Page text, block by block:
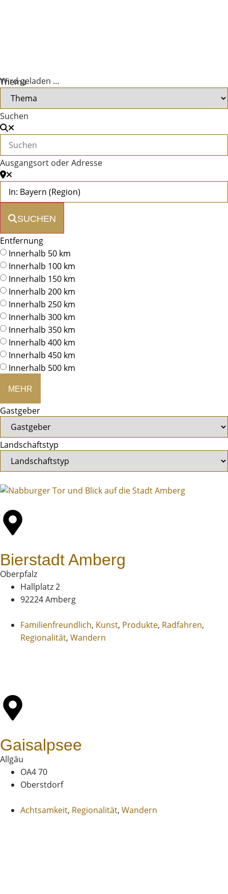
Wird geladen …
Thema
Suchen
Ausgangsort oder Adresse
SUCHEN
Entfernung
Innerhalb 50 km
Innerhalb 100 km
Innerhalb 150 km
Innerhalb 200 km
Innerhalb 250 km
Innerhalb 300 km
Innerhalb 350 km
Innerhalb 400 km
Innerhalb 450 km
Innerhalb 500 km
MEHR
Gastgeber
Landschaftstyp
Bierstadt Amberg
Oberpfalz
Hallplatz 2
92224 Amberg
Familienfreundlich, Kunst, Produkte, Radfahren,
Regionalität, Wandern
Gaisalpsee
Allgäu
OA4 70
Oberstdorf
Achtsamkeit, Regionalität, Wandern